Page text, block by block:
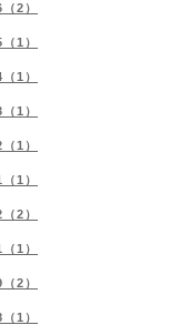
2）
1）
1）
1）
1）
1）
2）
1）
2）
1）